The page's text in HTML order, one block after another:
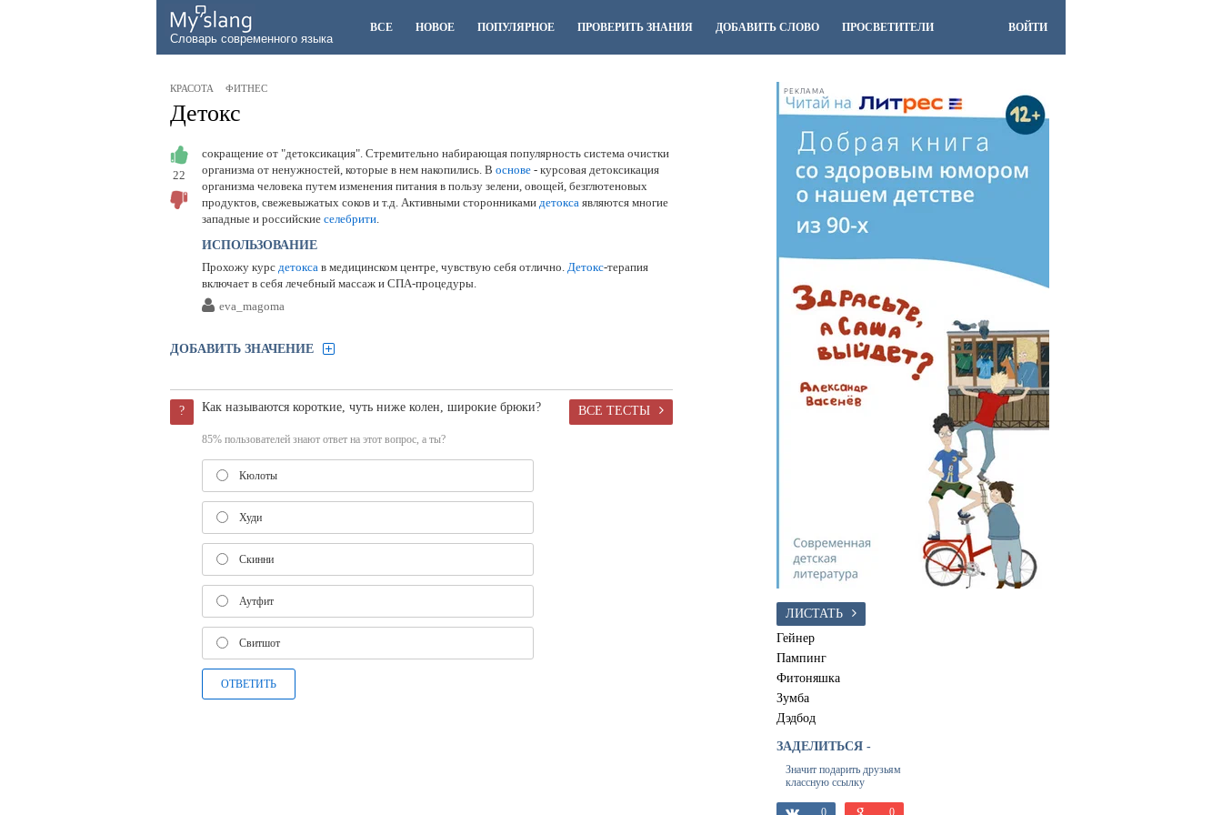
Словарь современного языка
ВСЕ НОВОЕ ПОПУЛЯРНОЕ ПРОВЕРИТЬ ЗНАНИЯ ДОБАВИТЬ СЛОВО ПРОСВЕТИТЕЛИ ВОЙТИ
КРАСОТА ФИТНЕС
Детокс
22
сокращение от "детоксикация". Стремительно набирающая популярность система очистки
организма от ненужностей, которые в нем накопились. В основе - курсовая детоксикация
организма человека путем изменения питания в пользу зелени, овощей, безглютеновых
продуктов, свежевыжатых соков и т.д. Активными сторонниками детокса являются многие
западные и российские селебрити.
ИСПОЛЬЗОВАНИЕ
Прохожу курс детокса в медицинском центре, чувствую себя отлично. Детокс-терапия
включает в себя лечебный массаж и СПА-процедуры.
eva_magoma
ДОБАВИТЬ ЗНАЧЕНИЕ
? ВСЕ ТЕСТЫ
Как называются короткие, чуть ниже колен, широкие брюки?
85% пользователей знают ответ на этот вопрос, а ты?
Кюлоты
Худи
Скинни
Аутфит
Свитшот
РЕКЛАМА
ЛИСТАТЬ
Гейнер
Пампинг
Фитоняшка
Зумба
Дэдбод
ЗАДЕЛИТЬСЯ -
Значит подарить друзьям
классную ссылку